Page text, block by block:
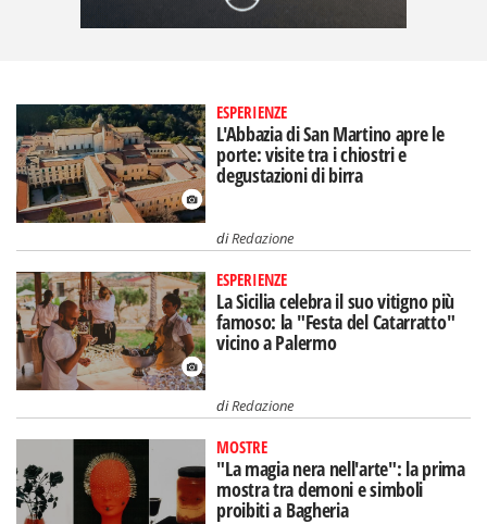
ESPERIENZE
L'Abbazia di San Martino apre le
porte: visite tra i chiostri e
degustazioni di birra
diRedazione
ESPERIENZE
La Sicilia celebra il suo vitigno più
famoso: la "Festa del Catarratto"
vicino a Palermo
diRedazione
MOSTRE
"La magia nera nell'arte": la prima
mostra tra demoni e simboli
proibiti a Bagheria